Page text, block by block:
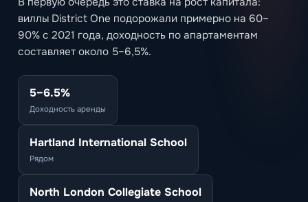
виллы District One подорожали примерно на 60–
90% с 2021 года, доходность по апартаментам
составляет около 5–6,5%.
5–6.5%
Доходность аренды
Hartland International School
Рядом
North London Collegiate School